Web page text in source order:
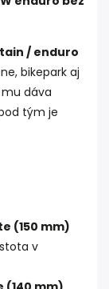
/ enduro
bikepark aj
dáva
tým je
(150 mm)
v